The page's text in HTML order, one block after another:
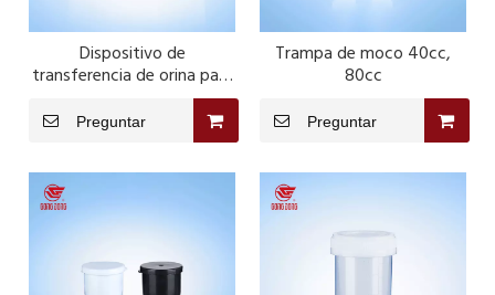
Dispositivo de
transferencia de orina para
tubo de orina 100 ml
Preguntar
Trampa de moco 40cc,
80cc
Preguntar